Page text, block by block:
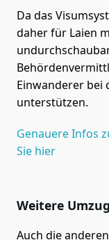
Da das
daher für Laien
Einwanderer
unterstützen.
Genauere Infos
Sie hier
Weitere
Auch die